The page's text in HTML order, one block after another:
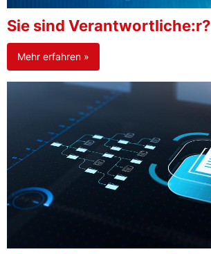
Sie sind Verantwortliche:r?
Mehr erfahren »